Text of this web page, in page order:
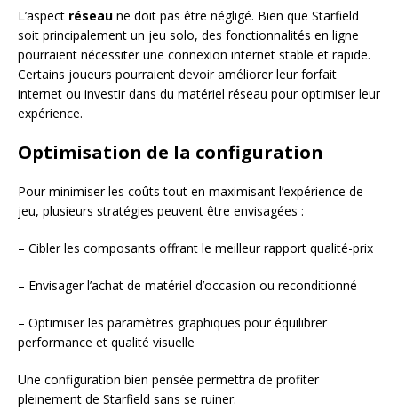
L’aspect réseau ne doit pas être négligé. Bien que Starfield
soit principalement un jeu solo, des fonctionnalités en ligne
pourraient nécessiter une connexion internet stable et rapide.
Certains joueurs pourraient devoir améliorer leur forfait
internet ou investir dans du matériel réseau pour optimiser leur
expérience.
Optimisation de la configuration
Pour minimiser les coûts tout en maximisant l’expérience de
jeu, plusieurs stratégies peuvent être envisagées :
– Cibler les composants offrant le meilleur rapport qualité-prix
– Envisager l’achat de matériel d’occasion ou reconditionné
– Optimiser les paramètres graphiques pour équilibrer
performance et qualité visuelle
Une configuration bien pensée permettra de profiter
pleinement de Starfield sans se ruiner.